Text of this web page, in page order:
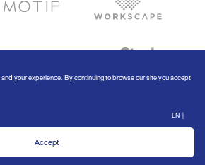
© Modernform 2020
site and your experience. By continuing to
Cookie Policy.